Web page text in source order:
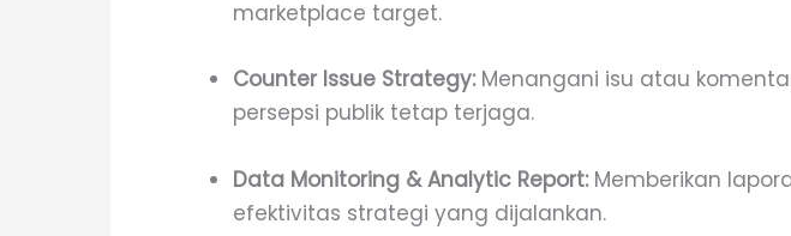
marketplace target.
Counter Issue Strategy:Menangani isu atau
persepsi publik tetap terjaga.
Data Monitoring & Analytic Report:Memberikan
efektivitas strategi yang dijalankan.